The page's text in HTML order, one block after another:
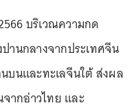
บริเวณความกด
านกลางจากประเทศจีน
บนและทะเลจีนใต้ ส่งผล
ากอ่าวไทย และ